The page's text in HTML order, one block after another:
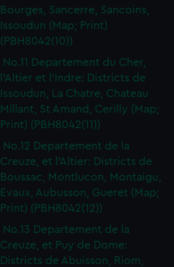
Bourges, Sancerre, Sancoins,
Issoudun (Map; Print)
(PBH8042(10))
No.11 Departement du Cher,
l'Altier et l'Indre: Districts de
Issoudun, La Chatre, Chateau
Millant, St Amand, Cerilly (Map;
Print) (PBH8042(11))
No.12 Departement de la
Creuze, et l'Altier: Districts de
Boussac, Montlucon, Montaigu,
Evaux, Aubusson, Gueret (Map;
Print) (PBH8042(12))
No.13 Departement de la
Creuze, et Puy de Dome:
Districts de Abuisson, Riom,